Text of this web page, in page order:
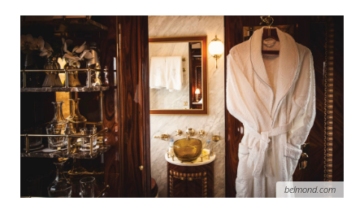
belmond.com